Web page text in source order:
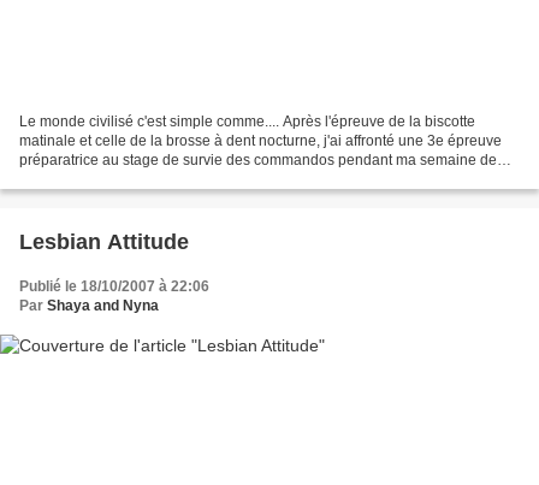
Le monde civilisé c'est simple comme.... Après l'épreuve de la biscotte
matinale et celle de la brosse à dent nocturne, j'ai affronté une 3e épreuve
préparatrice au stage de survie des commandos pendant ma semaine de
Lesbian Attitude
Publié le 18/10/2007 à 22:06
Par Shaya and Nyna